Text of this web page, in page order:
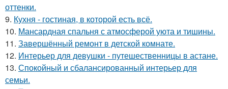
оттенки.
9. Кухня - гостиная, в которой есть всё.
10. Мансардная спальня с атмосферой уюта и тишины.
11. Завершённый ремонт в детской комнате.
12. Интерьер для девушки - путешественницы в астане.
13. Спокойный и сбалансированный интерьер для
семьи.